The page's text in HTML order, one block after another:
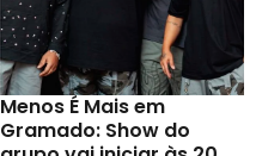
Menos É Mais em
Gramado: Show do